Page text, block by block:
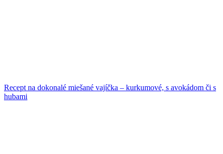
Recept na dokonalé miešané vajíčka – kurkumové, s avokádom či s
hubami